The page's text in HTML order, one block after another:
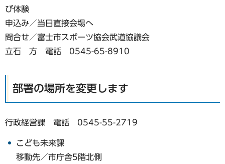
び体験
申込み／当日直接会場へ
問合せ／富士市スポーツ協会武道協議会
立石 方 電話 0545-65-8910
部署の場所を変更します
行政経営課 電話 0545-55-2719
こども未来課
移動先／市庁舎5階北側